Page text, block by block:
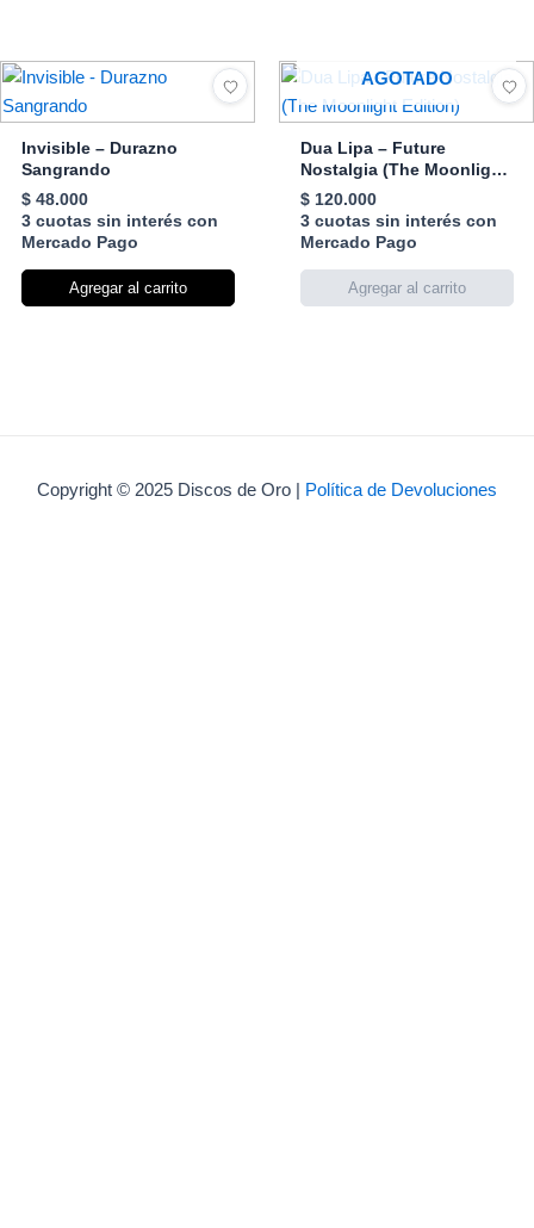
Invisible – Durazno
Sangrando
$48.000
3 cuotas sin interés con
Mercado Pago
Agregar al carrito
AGOTADO
Dua Lipa – Future
Nostalgia (The Moonlight
Edition)
$120.000
3 cuotas sin interés con
Mercado Pago
Copyright © 2025 Discos de Oro | Política de Devoluciones